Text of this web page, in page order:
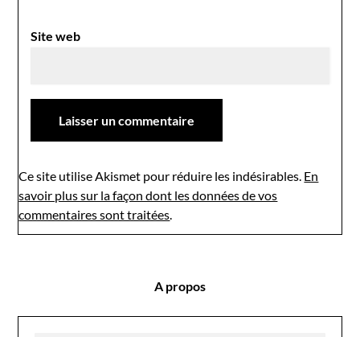
Site web
Ce site utilise Akismet pour réduire les indésirables. En
savoir plus sur la façon dont les données de vos
commentaires sont traitées.
A propos